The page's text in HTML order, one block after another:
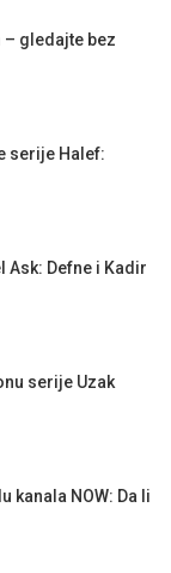
gledajte bez
serije Halef:
Defne i Kadir
serije Uzak
kanala NOW: Da li